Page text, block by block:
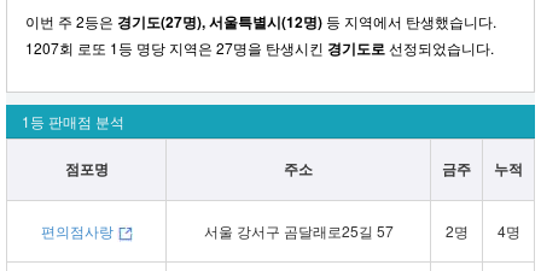
이번 주 2등은 경기도(27명), 서울특별시(12명) 등 지역에서 탄생했습니다.
1207회 로또 1등 명당 지역은 27명을 탄생시킨 경기도로선정되었습니다.
1등 판매점 분석
점포명 주소 금주 누적
편의점사랑 서울 강서구 곰달래로25길 57 2명 4명